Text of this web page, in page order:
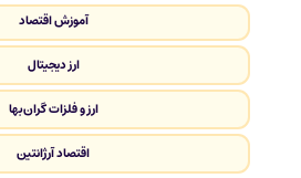
آموزش اقتصاد
ارز دیجیتال
ارز و فلزات گران‌بها
اقتصاد آرژانتین